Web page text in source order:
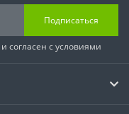
Подписаться
и согласен с условиями